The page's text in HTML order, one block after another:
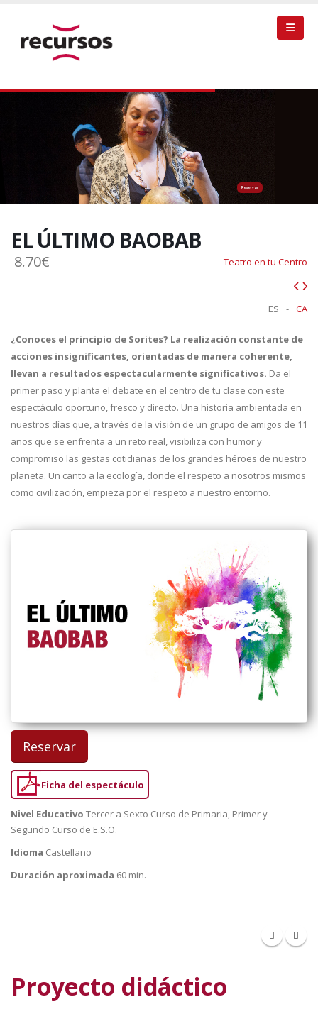
Reservar
EL ÚLTIMO BAOBAB
8.70€ Teatro en tu Centro
CA
-
ES
¿Conoces el principio de Sorites? La realización constante de
acciones insignificantes, orientadas de manera coherente,
llevan a resultados espectacularmente significativos. Da el
primer paso y planta el debate en el centro de tu clase con este
espectáculo oportuno, fresco y directo. Una historia ambientada en
nuestros días que, a través de la visión de un grupo de amigos de 11
años que se enfrenta a un reto real, visibiliza con humor y
compromiso las gestas cotidianas de los grandes héroes de nuestro
planeta. Un canto a la ecología, donde el respeto a nosotros mismos
como civilización, empieza por el respeto a nuestro entorno.
Reservar
Ficha del espectáculo
Nivel Educativo Tercer a Sexto Curso de Primaria, Primer y
Segundo Curso de E.S.O.
Idioma Castellano
Duración aproximada 60 min.
Proyecto didáctico